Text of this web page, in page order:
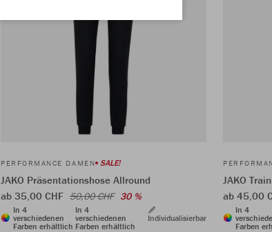
PERFORMANCE DAMEN SALE!
JAKO Präsentationshose Allround
ab 35,00 CHF 50,00 CHF 30 %
In 4
verschiedenen
Farben erhältlich
In 4
verschiedenen
Farben erhältlich
Individualisierbar
JAKO
ab 45,00
In 4
Farben